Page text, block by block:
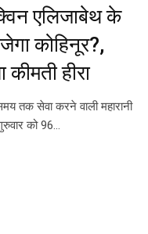
एलिजाबेथ के
कोहिनूर?,
हीरा
तक सेवा करने वाली महारानी
को 96…